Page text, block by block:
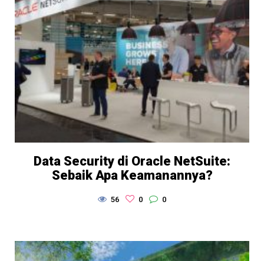
Data Security di Oracle NetSuite:
Sebaik Apa Keamanannya?
56 0 0